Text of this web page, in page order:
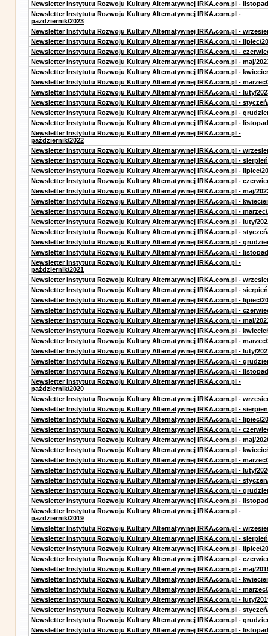
Newsletter Instytutu Rozwoju Kultury Alternatywnej IRKA.com.pl -
Newsletter Instytutu Rozwoju Kultury Alternatywnej IRKA.com.pl -
pazdziernik/2023
Newsletter Instytutu Rozwoju Kultury Alternatywnej IRKA.com.pl -
Newsletter Instytutu Rozwoju Kultury Alternatywnej IRKA.com.pl - lipiec/
Newsletter Instytutu Rozwoju Kultury Alternatywnej IRKA.com.pl -
Newsletter Instytutu Rozwoju Kultury Alternatywnej IRKA.com.pl - maj/
Newsletter Instytutu Rozwoju Kultury Alternatywnej IRKA.com.pl -
Newsletter Instytutu Rozwoju Kultury Alternatywnej IRKA.com.pl - marzec/
Newsletter Instytutu Rozwoju Kultury Alternatywnej IRKA.com.pl - luty/
Newsletter Instytutu Rozwoju Kultury Alternatywnej IRKA.com.pl -
Newsletter Instytutu Rozwoju Kultury Alternatywnej IRKA.com.pl -
Newsletter Instytutu Rozwoju Kultury Alternatywnej IRKA.com.pl -
Newsletter Instytutu Rozwoju Kultury Alternatywnej IRKA.com.pl -
październik/2022
Newsletter Instytutu Rozwoju Kultury Alternatywnej IRKA.com.pl -
Newsletter Instytutu Rozwoju Kultury Alternatywnej IRKA.com.pl -
Newsletter Instytutu Rozwoju Kultury Alternatywnej IRKA.com.pl - lipiec/
Newsletter Instytutu Rozwoju Kultury Alternatywnej IRKA.com.pl -
Newsletter Instytutu Rozwoju Kultury Alternatywnej IRKA.com.pl - maj/
Newsletter Instytutu Rozwoju Kultury Alternatywnej IRKA.com.pl -
Newsletter Instytutu Rozwoju Kultury Alternatywnej IRKA.com.pl - marzec/
Newsletter Instytutu Rozwoju Kultury Alternatywnej IRKA.com.pl - luty/
Newsletter Instytutu Rozwoju Kultury Alternatywnej IRKA.com.pl -
Newsletter Instytutu Rozwoju Kultury Alternatywnej IRKA.com.pl -
Newsletter Instytutu Rozwoju Kultury Alternatywnej IRKA.com.pl -
Newsletter Instytutu Rozwoju Kultury Alternatywnej IRKA.com.pl -
październik/2021
Newsletter Instytutu Rozwoju Kultury Alternatywnej IRKA.com.pl -
Newsletter Instytutu Rozwoju Kultury Alternatywnej IRKA.com.pl -
Newsletter Instytutu Rozwoju Kultury Alternatywnej IRKA.com.pl - lipiec/
Newsletter Instytutu Rozwoju Kultury Alternatywnej IRKA.com.pl -
Newsletter Instytutu Rozwoju Kultury Alternatywnej IRKA.com.pl - maj/
Newsletter Instytutu Rozwoju Kultury Alternatywnej IRKA.com.pl -
Newsletter Instytutu Rozwoju Kultury Alternatywnej IRKA.com.pl - marzec/
Newsletter Instytutu Rozwoju Kultury Alternatywnej IRKA.com.pl - luty/
Newsletter Instytutu Rozwoju Kultury Alternatywnej IRKA.com.pl -
Newsletter Instytutu Rozwoju Kultury Alternatywnej IRKA.com.pl -
Newsletter Instytutu Rozwoju Kultury Alternatywnej IRKA.com.pl -
październik/2020
Newsletter Instytutu Rozwoju Kultury Alternatywnej IRKA.com.pl -
Newsletter Instytutu Rozwoju Kultury Alternatywnej IRKA.com.pl -
Newsletter Instytutu Rozwoju Kultury Alternatywnej IRKA.com.pl - lipiec/
Newsletter Instytutu Rozwoju Kultury Alternatywnej IRKA.com.pl -
Newsletter Instytutu Rozwoju Kultury Alternatywnej IRKA.com.pl - maj/
Newsletter Instytutu Rozwoju Kultury Alternatywnej IRKA.com.pl -
Newsletter Instytutu Rozwoju Kultury Alternatywnej IRKA.com.pl - marzec/
Newsletter Instytutu Rozwoju Kultury Alternatywnej IRKA.com.pl - luty/
Newsletter Instytutu Rozwoju Kultury Alternatywnej IRKA.com.pl -
Newsletter Instytutu Rozwoju Kultury Alternatywnej IRKA.com.pl -
Newsletter Instytutu Rozwoju Kultury Alternatywnej IRKA.com.pl -
Newsletter Instytutu Rozwoju Kultury Alternatywnej IRKA.com.pl -
pazdziernik/2019
Newsletter Instytutu Rozwoju Kultury Alternatywnej IRKA.com.pl -
Newsletter Instytutu Rozwoju Kultury Alternatywnej IRKA.com.pl -
Newsletter Instytutu Rozwoju Kultury Alternatywnej IRKA.com.pl - lipiec/
Newsletter Instytutu Rozwoju Kultury Alternatywnej IRKA.com.pl -
Newsletter Instytutu Rozwoju Kultury Alternatywnej IRKA.com.pl - maj/
Newsletter Instytutu Rozwoju Kultury Alternatywnej IRKA.com.pl -
Newsletter Instytutu Rozwoju Kultury Alternatywnej IRKA.com.pl - marzec/
Newsletter Instytutu Rozwoju Kultury Alternatywnej IRKA.com.pl - luty/
Newsletter Instytutu Rozwoju Kultury Alternatywnej IRKA.com.pl -
Newsletter Instytutu Rozwoju Kultury Alternatywnej IRKA.com.pl -
Newsletter Instytutu Rozwoju Kultury Alternatywnej IRKA.com.pl -